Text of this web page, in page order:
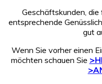
Geschäftskunden,
entsprechende
gut
Wenn Sie vorher einen
möchten schauen Sie